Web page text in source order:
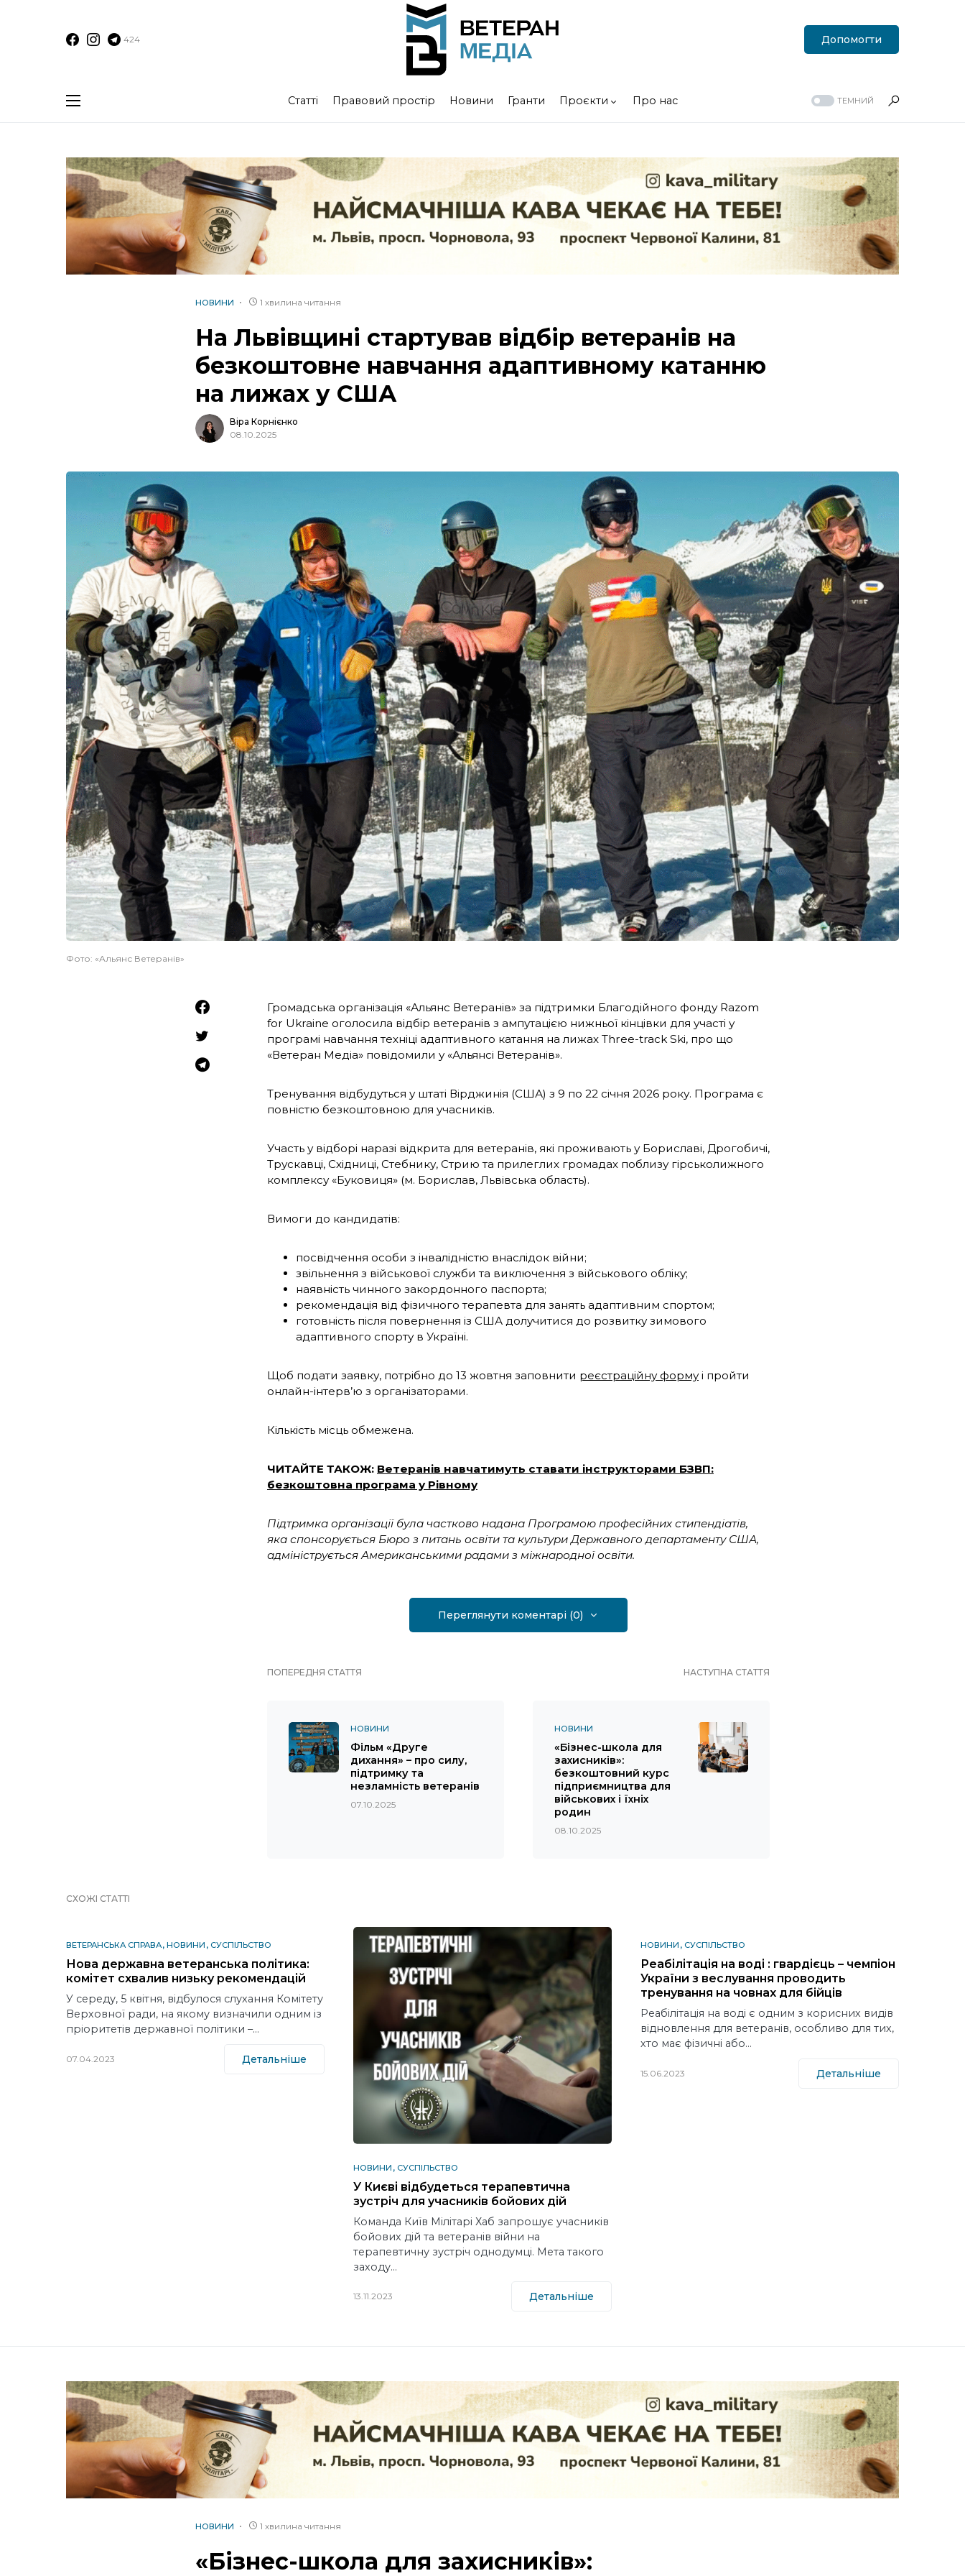
424 Допомогти
Статті Правовий простір Новини Гранти Проєкти Про нас ТЕМНИЙ
НОВИНИ 1 хвилина читання
На Львівщині стартував відбір ветеранів на
безкоштовне навчання адаптивному катанню
на лижах у США
Віра Корнієнко
08.10.2025
Фото: «Альянс Ветеранів»
Громадська організація «Альянс Ветеранів» за підтримки Благодійного фонду Razom
for Ukraine оголосила відбір ветеранів з ампутацією нижньої кінцівки для участі у
програмі навчання техніці адаптивного катання на лижах Three-track Ski, про що
«Ветеран Медіа» повідомили у «Альянсі Ветеранів».
Тренування відбудуться у штаті Вірджинія (США) з 9 по 22 січня 2026 року. Програма є
повністю безкоштовною для учасників.
Участь у відборі наразі відкрита для ветеранів, які проживають у Бориславі, Дрогобичі,
Трускавці, Східниці, Стебнику, Стрию та прилеглих громадах поблизу гірськолижного
комплексу «Буковиця» (м. Борислав, Львівська область).
Вимоги до кандидатів:
посвідчення особи з інвалідністю внаслідок війни;
звільнення з військової служби та виключення з військового обліку;
наявність чинного закордонного паспорта;
рекомендація від фізичного терапевта для занять адаптивним спортом;
готовність після повернення із США долучитися до розвитку зимового
адаптивного спорту в Україні.
Щоб подати заявку, потрібно до 13 жовтня заповнити реєстраційну формуі пройти
онлайн-інтерв’ю з організаторами.
Кількість місць обмежена.
ЧИТАЙТЕ ТАКОЖ: Ветеранів навчатимуть ставати інструкторами БЗВП:
безкоштовна програма у Рівному
Підтримка організації була частково надана Програмою професійних стипендіатів,
яка спонсорується Бюро з питань освіти та культури Державного департаменту США,
адмініструється Американськими радами з міжнародної освіти.
Переглянути коментарі (0)
ПОПЕРЕДНЯ СТАТТЯ
НОВИНИ
Фільм «Друге
дихання» – про силу,
підтримку та
незламність ветеранів
07.10.2025
НАСТУПНА СТАТТЯ
НОВИНИ
«Бізнес-школа для
захисників»:
безкоштовний курс
підприємництва для
військових і їхніх
родин
08.10.2025
СХОЖІ СТАТТІ
ВЕТЕРАНСЬКА СПРАВА НОВИНИ СУСПІЛЬСТВО
Нова державна ветеранська політика:
комітет схвалив низьку рекомендацій
У середу, 5 квітня, відбулося слухання Комітету
Верховної ради, на якому визначили одним із
пріоритетів державної політики –…
07.04.2023 Детальніше
НОВИНИ СУСПІЛЬСТВО
У Києві відбудеться терапевтична
зустріч для учасників бойових дій
Команда Київ Мілітарі Хаб запрошує учасників
бойових дій та ветеранів війни на
терапевтичну зустріч однодумці. Мета такого
заходу…
13.11.2023 Детальніше
НОВИНИ СУСПІЛЬСТВО
Реабілітація на воді : гвардієць – чемпіон
України з веслування проводить
тренування на човнах для бійців
Реабілітація на воді є одним з корисних видів
відновлення для ветеранів, особливо для тих,
хто має фізичні або…
15.06.2023 Детальніше
НОВИНИ 1 хвилина читання
«Бізнес-школа для захисників»: